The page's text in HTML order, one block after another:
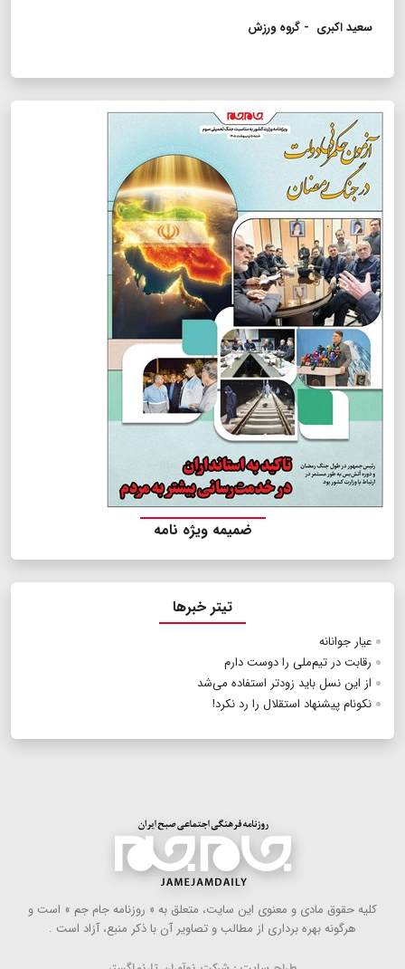
سعید اکبری - گروه ورزش
ضمیمه ویژه نامه
تیتر خبرها
عیار جوانانه
رقابت در تیم‌ملی را دوست دارم
از این نسل باید زودتر استفاده می‌شد
نکونام پیشنهاد استقلال را رد نکرد!
كلیه حقوق مادی و معنوی این سایت، متعلق به « روزنامه جام جم » است و
هرگونه بهره ‌برداری از مطالب و تصاویر آن با ذكر منبع، آزاد است .